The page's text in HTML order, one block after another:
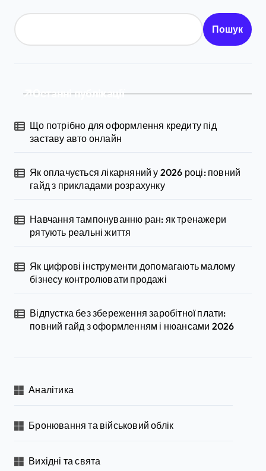
Пошук
Останні публікації
Що потрібно для оформлення кредиту під
заставу авто онлайн
Як оплачується лікарняний у 2026 році: повний
гайд з прикладами розрахунку
Навчання тампонуванню ран: як тренажери
рятують реальні життя
Як цифрові інструменти допомагають малому
бізнесу контролювати продажі
Відпустка без збереження заробітної плати:
повний гайд з оформленням і нюансами 2026
Аналітика
Бронювання та військовий облік
Вихідні та свята